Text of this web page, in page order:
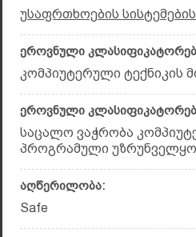
უსაფრთხოების
ეროვნული
კომპიუტერული ტექნიკის
ეროვნული
საცალო ვაჭრობა
პროგრამული
აღწერილობა:
Safe